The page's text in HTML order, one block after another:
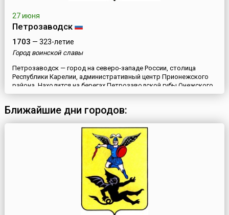
27 июня
Петрозаводск
1703 — 323-летие
Город воинской славы
Петрозаводск — город на северо-западе России, столица
Республики Карелии, административный центр Прионежского
района. Находится на берегах Петрозаводской губы Онежского
озера.Первые люди в этой местности появились несколько
поселение, возраст самого старого из них – 8 тысяч лет.
Ближайшие дни городов: